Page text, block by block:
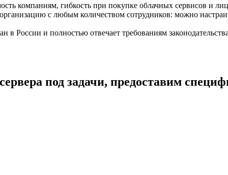
компаниям, гибкость при покупке облачных сервисов и
с любым количеством сотрудников: можно
в России и полностью отвечает требованиям
под задачи, предоставим